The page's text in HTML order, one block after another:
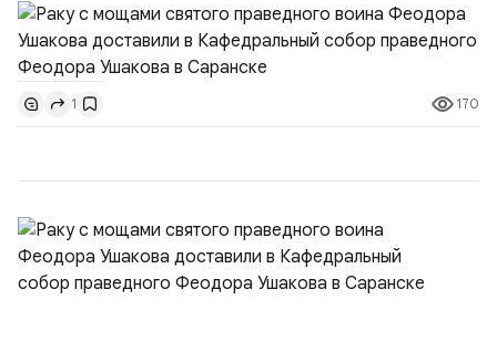
воина Феодора Ушакова 25 лет назад:Адмирал
Владимир Прокофьевич Валуев, командующий
Балтийским флотом ВМФ России (2001–2006
гг.);Адмирал Владимир Петрович Комоедов,
командующий Черноморским флотом ВМФ России
1 170